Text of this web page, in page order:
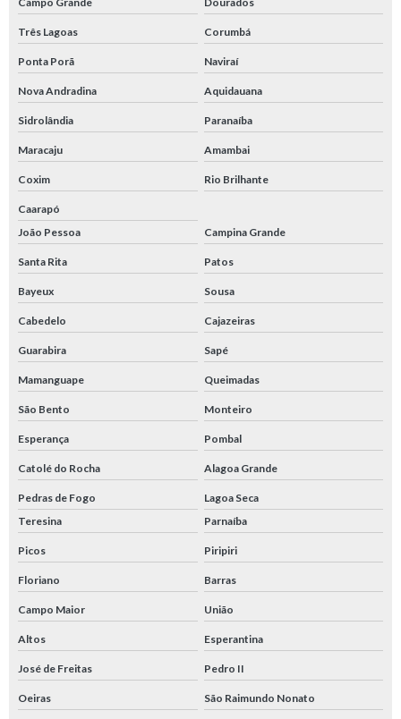
Três Lagoas Corumbá
Ponta Porã Naviraí
Nova Andradina Aquidauana
Sidrolândia Paranaíba
Maracaju Amambai
Coxim Rio Brilhante
Caarapó
João Pessoa
Campina Grande
Santa Rita Patos
Bayeux Sousa
Cabedelo Cajazeiras
Guarabira Sapé
Mamanguape Queimadas
São Bento Monteiro
Esperança Pombal
Catolé do Rocha Alagoa Grande
Pedras de Fogo
Lagoa Seca
Teresina
Parnaíba
Picos Piripiri
Floriano Barras
Campo Maior União
Altos Esperantina
José de Freitas Pedro II
Oeiras São Raimundo Nonato